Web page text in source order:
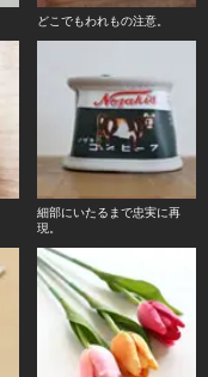
どこでもわれもの注意。
細部にいたるまで忠実に再
現。